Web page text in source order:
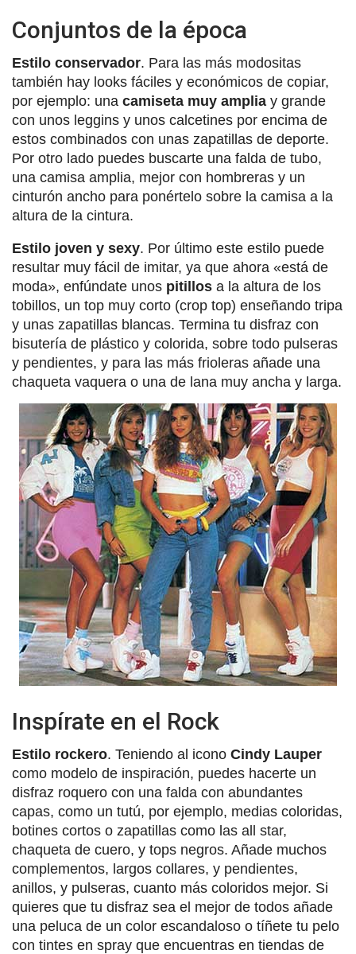
Conjuntos de la época
Estilo conservador. Para las más modositas
también hay looks fáciles y económicos de copiar,
por ejemplo: una camiseta muy amplia y grande
con unos leggins y unos calcetines por encima de
estos combinados con unas zapatillas de deporte.
Por otro lado puedes buscarte una falda de tubo,
una camisa amplia, mejor con hombreras y un
cinturón ancho para ponértelo sobre la camisa a la
altura de la cintura.
Estilo joven y sexy. Por último este estilo puede
resultar muy fácil de imitar, ya que ahora «está de
moda», enfúndate unos pitillos a la altura de los
tobillos, un top muy corto (crop top) enseñando tripa
y unas zapatillas blancas. Termina tu disfraz con
bisutería de plástico y colorida, sobre todo pulseras
y pendientes, y para las más frioleras añade una
chaqueta vaquera o una de lana muy ancha y larga.
Inspírate en el Rock
Estilo rockero. Teniendo al icono Cindy Lauper
como modelo de inspiración, puedes hacerte un
disfraz roquero con una falda con abundantes
capas, como un tutú, por ejemplo, medias coloridas,
botines cortos o zapatillas como las all star,
chaqueta de cuero, y tops negros. Añade muchos
complementos, largos collares, y pendientes,
anillos, y pulseras, cuanto más coloridos mejor. Si
quieres que tu disfraz sea el mejor de todos añade
una peluca de un color escandaloso o tíñete tu pelo
con tintes en spray que encuentras en tiendas de